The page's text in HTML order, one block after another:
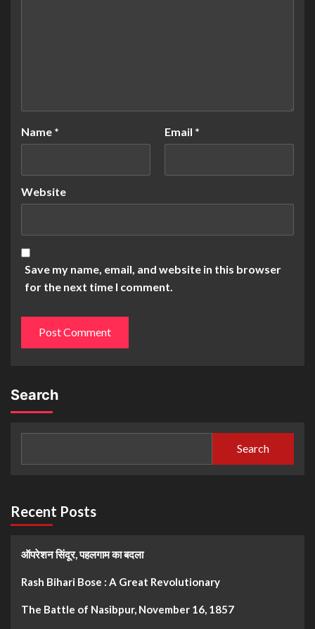
Name * Email *
Website
Save my name, email, and website in this browser
for the next time I comment.
Search
Search
Recent Posts
ऑपरेशन सिंदूर, पहलगाम का बदला
Rash Bihari Bose : A Great Revolutionary
The Battle of Nasibpur, November 16, 1857